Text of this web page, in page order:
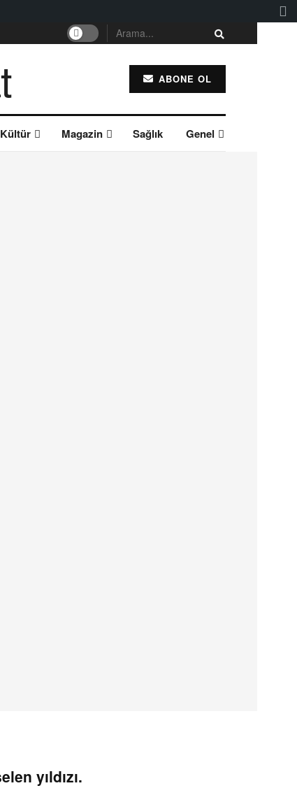
ABONE OL
Kültür Magazin Sağlık Genel
yıldızı.